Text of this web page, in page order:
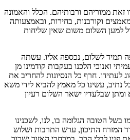
ממוריהם ורבותיהם. הכלל והאמונה
וקורבנות, בחירות, ובאמצעותה
למען השלום משום שאין שליחות
לשלום, נכספה אליו. עשתה
ואנוכי הלכנו בעקבות קודמינו מן
לעתידו. חרף כל הנסיונות להחריב את
נתיב, עשינו כל מאמץ להביא לידי משא
שבלעדיו ישאר השלום רעיון
בשל הטובה הגלומה בו, לנו, לשכנינו
המזרח התיכון, ערש התרבות ושלוש